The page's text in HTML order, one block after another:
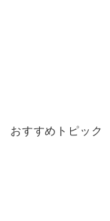
おすすめトピック